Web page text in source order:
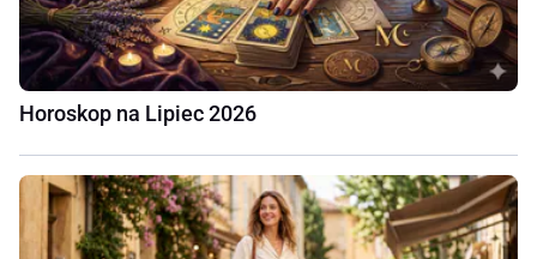
Horoskop na Lipiec 2026